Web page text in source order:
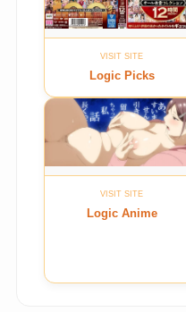
VISIT SITE
Logic Picks
VISIT SITE
Logic Anime